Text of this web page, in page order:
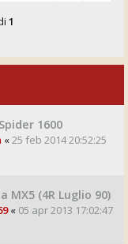
1
1600
«25 feb 2014 20:52:25
MX5 (4R Luglio 90)
« 05 apr 2013 17:02:47